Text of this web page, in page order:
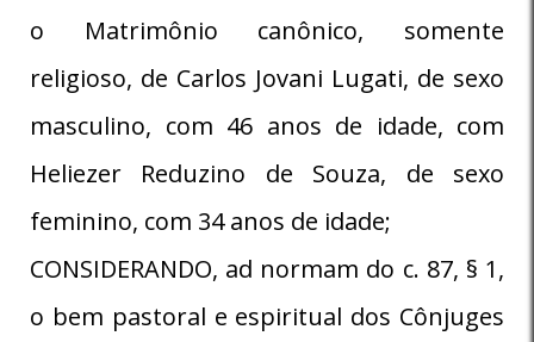
o Matrimônio canônico, somente
religioso, de Carlos Jovani Lugati, de sexo
masculino, com 46 anos de idade, com
Heliezer Reduzino de Souza, de sexo
feminino, com 34 anos de idade;
CONSIDERANDO, ad normam do c. 87, § 1,
o bem pastoral e espiritual dos Cônjuges